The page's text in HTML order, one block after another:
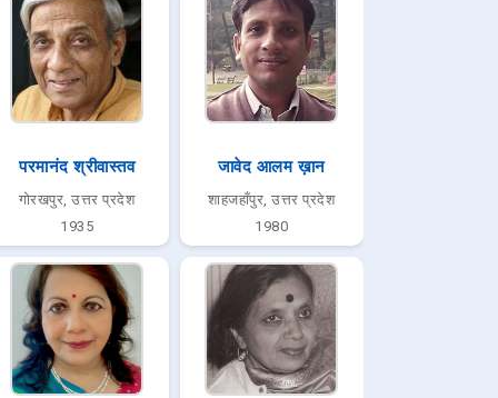
परमानंद श्रीवास्तव
गोरखपुर, उत्तर प्रदेश
1935
जावेद आलम ख़ान
शाहजहाँपुर, उत्तर प्रदेश
1980